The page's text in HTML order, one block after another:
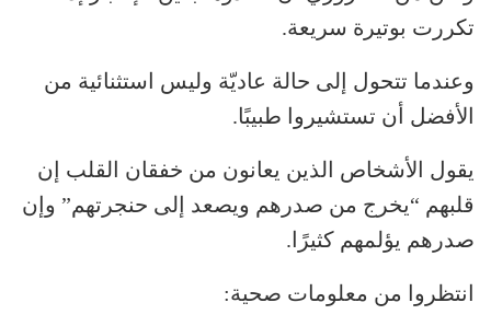
تكررت بوتيرة سريعة.
وعندما تتحول إلى حالة عاديّة وليس استثنائية من
الأفضل أن تستشيروا طبيبًا.
يقول الأشخاص الذين يعانون من خفقان القلب إن
قلبهم “يخرج من صدرهم ويصعد إلى حنجرتهم” وإن
صدرهم يؤلمهم كثيرًا.
انتظروا من معلومات صحية: